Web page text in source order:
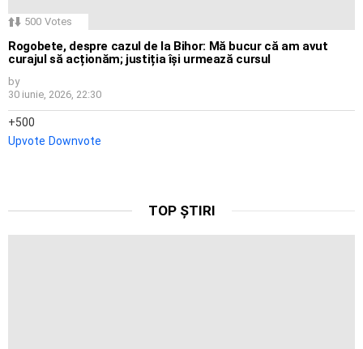
500 Votes
Rogobete, despre cazul de la Bihor: Mă bucur că am avut
curajul să acționăm; justiția își urmează cursul
by
30 iunie, 2026, 22:30
500
Upvote Downvote
TOP ȘTIRI